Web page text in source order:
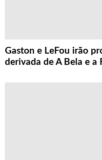
Gaston e LeFou irão
derivada de A Bela e a